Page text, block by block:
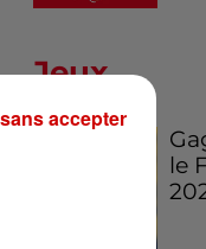
Jeux
le
accepter